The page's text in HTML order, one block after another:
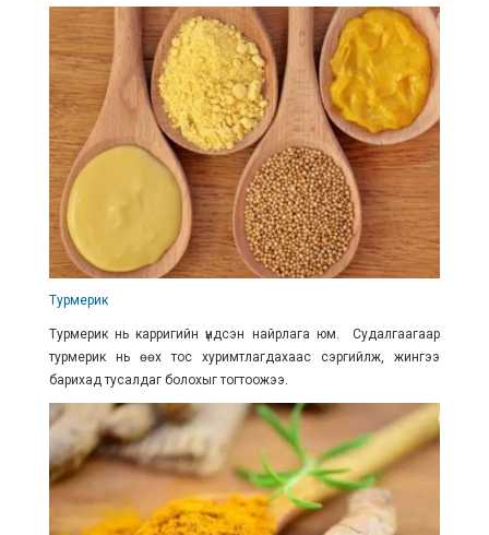
Турмерик
Турмерик нь карригийн үндсэн найрлага юм. Судалгаагаар
турмерик нь өөх тос хуримтлагдахаас сэргийлж, жингээ
барихад тусалдаг болохыг тогтоожээ.